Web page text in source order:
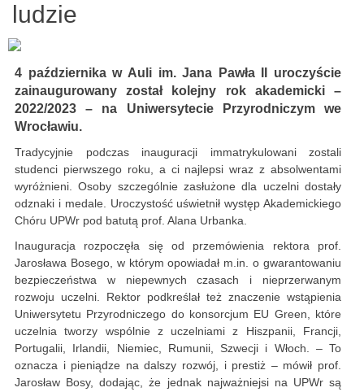
ludzie
4 października w Auli im. Jana Pawła II uroczyście
zainaugurowany został kolejny rok akademicki –
2022/2023 – na Uniwersytecie Przyrodniczym we
Wrocławiu.
Tradycyjnie podczas inauguracji immatrykulowani zostali
studenci pierwszego roku, a ci najlepsi wraz z absolwentami
wyróżnieni. Osoby szczególnie zasłużone dla uczelni dostały
odznaki i medale. Uroczystość uświetnił występ Akademickiego
Chóru UPWr pod batutą prof. Alana Urbanka.
Inauguracja rozpoczęła się od przemówienia rektora prof.
Jarosława Bosego, w którym opowiadał m.in. o gwarantowaniu
bezpieczeństwa w niepewnych czasach i nieprzerwanym
rozwoju uczelni. Rektor podkreślał też znaczenie wstąpienia
Uniwersytetu Przyrodniczego do konsorcjum EU Green, które
uczelnia tworzy wspólnie z uczelniami z Hiszpanii, Francji,
Portugalii, Irlandii, Niemiec, Rumunii, Szwecji i Włoch. – To
oznacza i pieniądze na dalszy rozwój, i prestiż – mówił prof.
Jarosław Bosy, dodając, że jednak najważniejsi na UPWr są